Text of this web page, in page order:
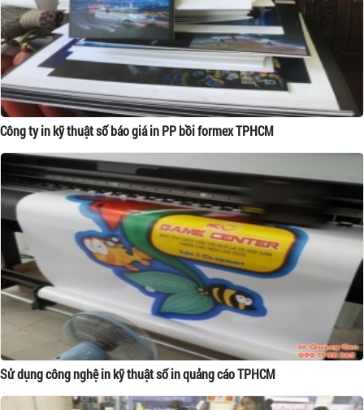
Công ty in kỹ thuật số báo giá in PP bồi formex TPHCM
Sử dụng công nghệ in kỹ thuật số in quảng cáo TPHCM